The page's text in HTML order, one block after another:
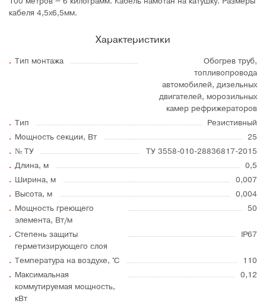
кабеля 4,5х6,5мм.
Характеристики
Тип монтажа
Обогрев труб,
топливопровода
автомобилей, дизельных
двигателей, морозильных
камер рефрижераторов
Тип
Резистивный
Мощность секции, Вт
25
№ ТУ
ТУ 3558-010-28836817-2015
Длина, м
0,5
Ширина, м
0,007
Высота, м
0,004
Мощность греющего
элемента, Вт/м
50
Степень защиты
герметизирующего слоя
IP67
Температура на воздухе, °C
110
Максимальная
коммутируемая мощность,
кВт
0,12